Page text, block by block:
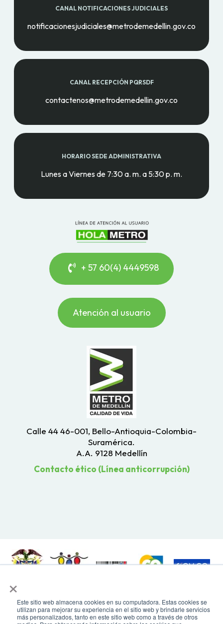
×
Este sitio web almacena cookies en su computadora. Estas cookies se
utilizan para mejorar su experiencia en el sitio web y brindarle servicios
más personalizados, tanto en este sitio web como a través de otros
CANAL NOTIFICACIONES JUDICIALES
notificacionesjudiciales@metrodemedellin.gov.co
CANAL RECEPCIÓN PQRSDF
contactenos@metrodemedellin.gov.co
HORARIO SEDE ADMINISTRATIVA
Lunes a Viernes de 7:30 a. m. a 5:30 p. m.
+ 57 60(4) 4449598
Atención al usuario
Calle 44 46-001, Bello-Antioquia-Colombia-
Suramérica.
A.A. 9128 Medellín
Contacto ético (Línea anticorrupción)
Todos los derechos reservados. Recomendamos usar una resolución de
pantalla de 1024 x 768. Para mayor compatibilidad, utilizar microsoft
Edge, Google Chrome o Mozilla Firefox